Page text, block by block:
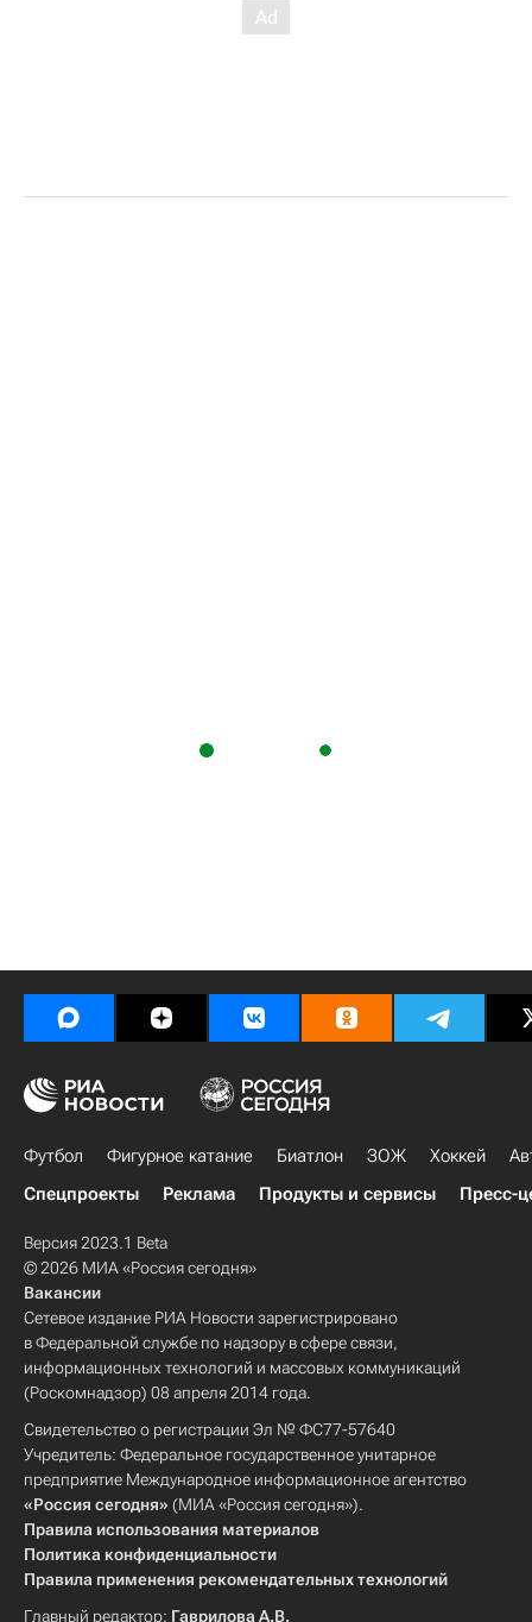
Футбол Фигурное катание Биатлон ЗОЖ Хоккей
Спецпроекты
Реклама Продукты и сервисы Пресс-
Версия 2023.1 Beta
© 2026 МИА «Россия сегодня»
Вакансии
Сетевое издание РИА Новости зарегистрировано
в Федеральной службе по надзору в сфере связи,
информационных технологий и массовых коммуникаций
(Роскомнадзор) 08 апреля 2014 года.
Свидетельство о регистрации Эл № ФС77-57640
Учредитель: Федеральное государственное унитарное
предприятие Международное информационное агентство
«Россия сегодня» (МИА «Россия сегодня»).
Правила использования материалов
Политика конфиденциальности
Правила применения рекомендательных технологий
Главный редактор: Гаврилова А.В.